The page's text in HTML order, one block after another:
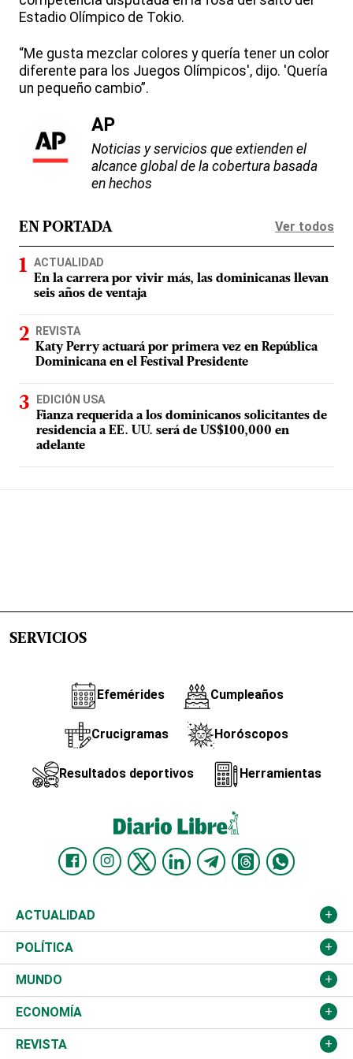
Estadio Olímpico de Tokio.
“Me gusta mezclar colores y quería tener un color
diferente para los Juegos Olímpicos', dijo. 'Quería
un pequeño cambio”.
AP
Noticias y servicios que extienden el
alcance global de la cobertura basada
en hechos
EN PORTADA Ver todos
ACTUALIDAD
En la carrera por vivir más, las dominicanas llevan
seis años de ventaja
REVISTA
Katy Perry actuará por primera vez en República
Dominicana en el Festival Presidente
EDICIÓN USA
Fianza requerida a los dominicanos solicitantes de
residencia a EE. UU. será de US$100,000 en
adelante
SERVICIOS
Efemérides Cumpleaños
Crucigramas Horóscopos
Resultados deportivos Herramientas
ACTUALIDAD
Nacional
Ciudad
Educación
Salud
POLÍTICA
Partidos
JCE
TSE
MUNDO
Estados Unidos
América Latina
ECONOMÍA
Finanzas
REVISTA